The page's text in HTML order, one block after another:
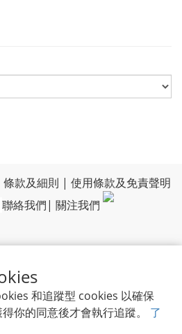
和追蹤型 cookies 以確保
你的同意後才會執行追蹤。 了
條款及細則 | 使用條款及免責聲明
聯絡我們| 關注我們